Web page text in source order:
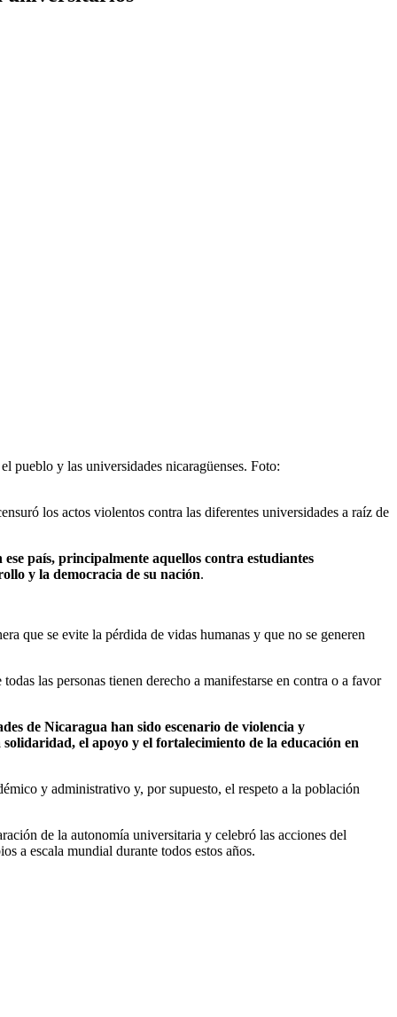
pueblo y las universidades nicaragüenses. Foto:
los actos violentos contra las diferentes universidades a raíz de
ese país, principalmente aquellos contra estudiantes
y la democracia de su nación.
que se evite la pérdida de vidas humanas y que no se generen
las personas tienen derecho a manifestarse en contra o a favor
de Nicaragua han sido escenario de violencia y
el apoyo y el fortalecimiento de la educación en
y administrativo y, por supuesto, el respeto a la población
de la autonomía universitaria y celebró las acciones del
a escala mundial durante todos estos años.